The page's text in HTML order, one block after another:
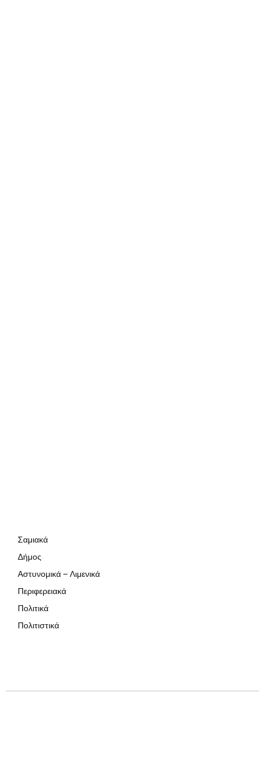
Σαμιακά
Δήμος
Αστυνομικά – Λιμενικά
Περιφερειακά
Πολιτικά
Πολιτιστικά